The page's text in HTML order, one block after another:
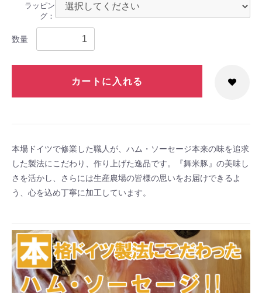
ラッピン
グ：
数量
カートに入れる
本場ドイツで修業した職人が、ハム・ソーセージ本来の味を追求
した製法にこだわり、作り上げた逸品です。『舞米豚』の美味し
さを活かし、さらには生産農場の皆様の思いをお届けできるよ
う、心を込め丁寧に加工しています。